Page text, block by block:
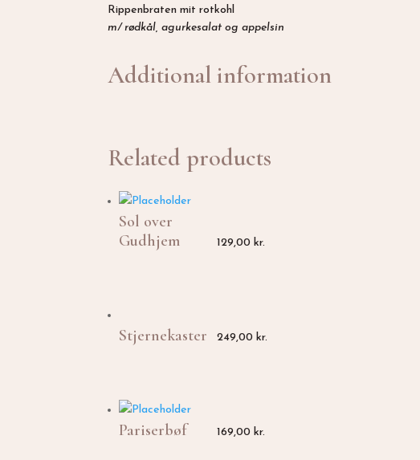
Rippenbraten mit rotkohl
m/ rødkål, agurkesalat og appelsin
Additional information
Related products
Sol over
Gudhjem
129,00 kr.
Stjernekaster 249,00 kr.
Pariserbøf 169,00 kr.